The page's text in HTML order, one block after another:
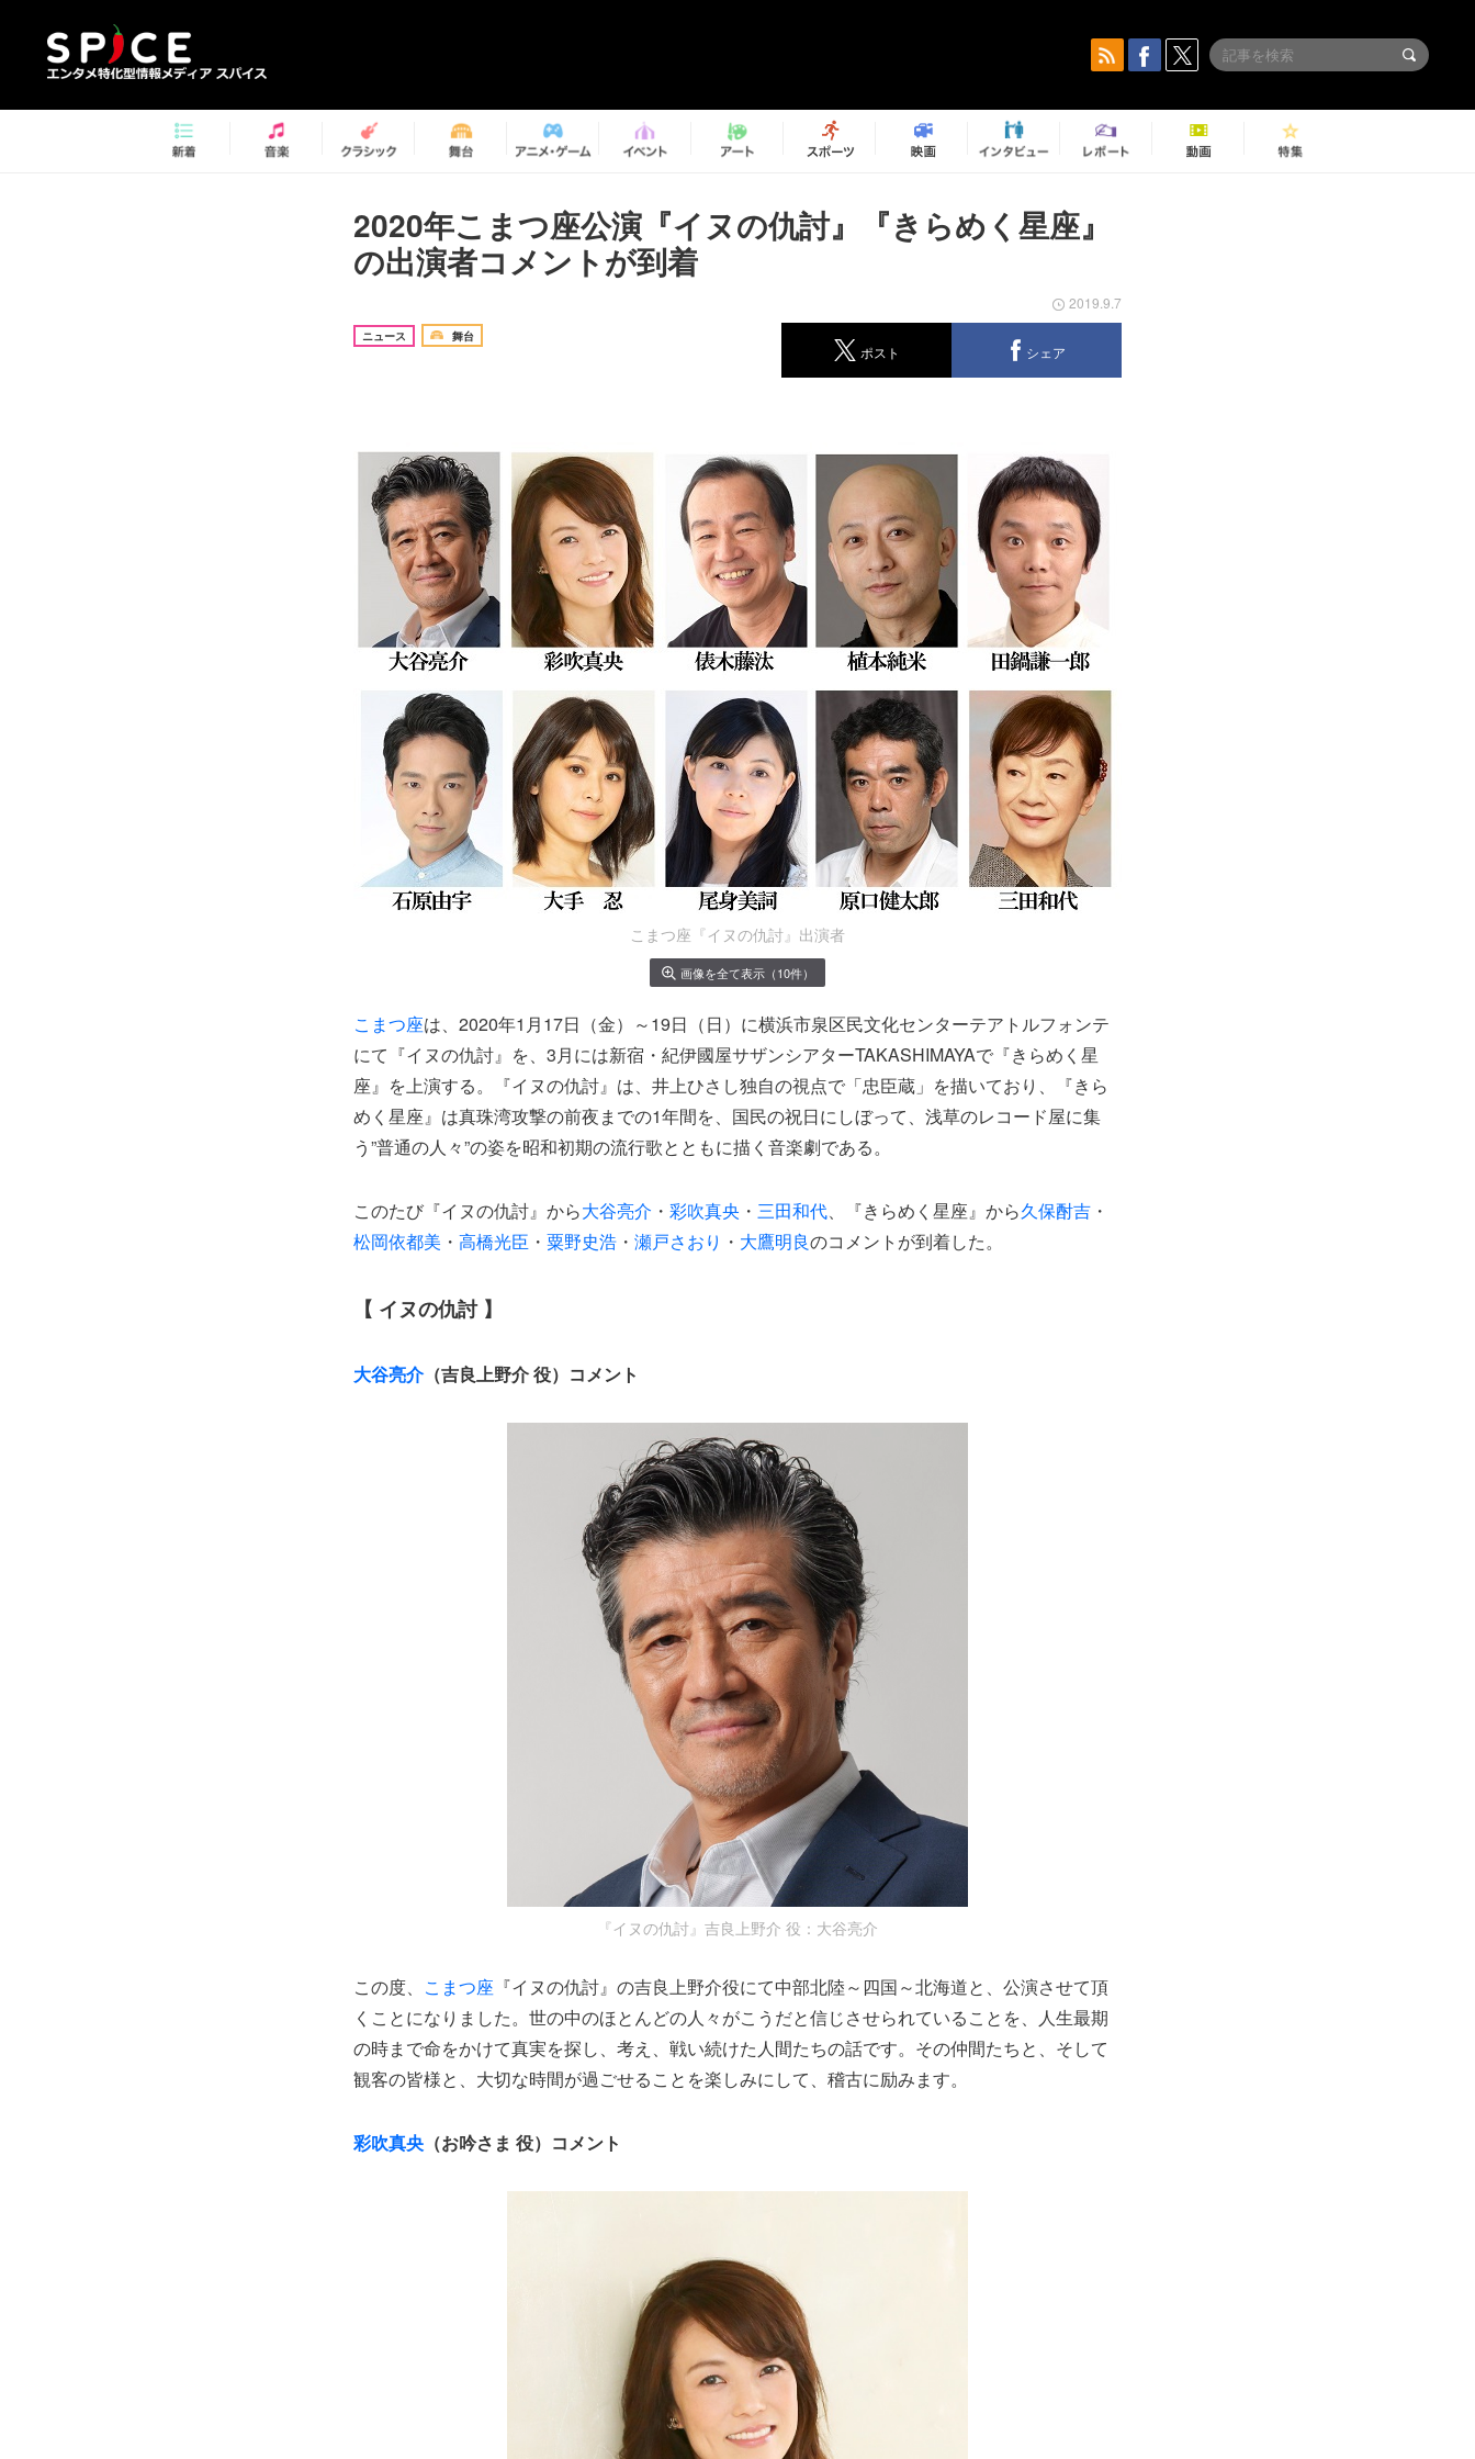
2020年こまつ座公演『イヌの仇討』『きらめく星座』
の出演者コメントが到着
ニュース 舞台
2019.9.7
ポスト シェア
こまつ座『イヌの仇討』出演者
画像を全て表示（10件）
こまつ座は、2020年1月17日（金）～19日（日）に横浜市泉区民文化センターテアトルフォンテ
にて『イヌの仇討』を、3月には新宿・紀伊國屋サザンシアターTAKASHIMAYAで『きらめく星
座』を上演する。『イヌの仇討』は、井上ひさし独自の視点で「忠臣蔵」を描いており、『きら
めく星座』は真珠湾攻撃の前夜までの1年間を、国民の祝日にしぼって、浅草のレコード屋に集
う”普通の人々”の姿を昭和初期の流行歌とともに描く音楽劇である。
このたび『イヌの仇討』から大谷亮介 ・ 彩吹真央 ・ 三田和代、『きらめく星座』から久保酎吉 ・
松岡依都美 ・ 高橋光臣 ・ 粟野史浩 ・ 瀬戸さおり ・ 大鷹明良のコメントが到着した。
【 イヌの仇討 】
大谷亮介（吉良上野介 役）コメント
『イヌの仇討』吉良上野介 役：大谷亮介
この度、 こまつ座 『イヌの仇討』の吉良上野介役にて中部北陸～四国～北海道と、公演させて頂
くことになりました。世の中のほとんどの人々がこうだと信じさせられていることを、人生最期
の時まで命をかけて真実を探し、考え、戦い続けた人間たちの話です。その仲間たちと、そして
観客の皆様と、大切な時間が過ごせることを楽しみにして、稽古に励みます。
彩吹真央 （お吟さま 役）コメント